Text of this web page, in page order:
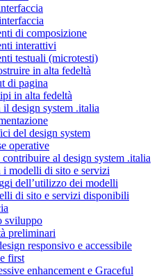
di composizione
interattivi
testuali (microtesti)
in alta fedeltà
di pagina
in alta fedeltà
design system .italia
del design system
operative
al design system .italia
i modelli di sito e servizi
dell’utilizzo dei modelli
di sito e servizi disponibili
sviluppo
preliminari
responsivo e accessibile
first
enhancement e Graceful